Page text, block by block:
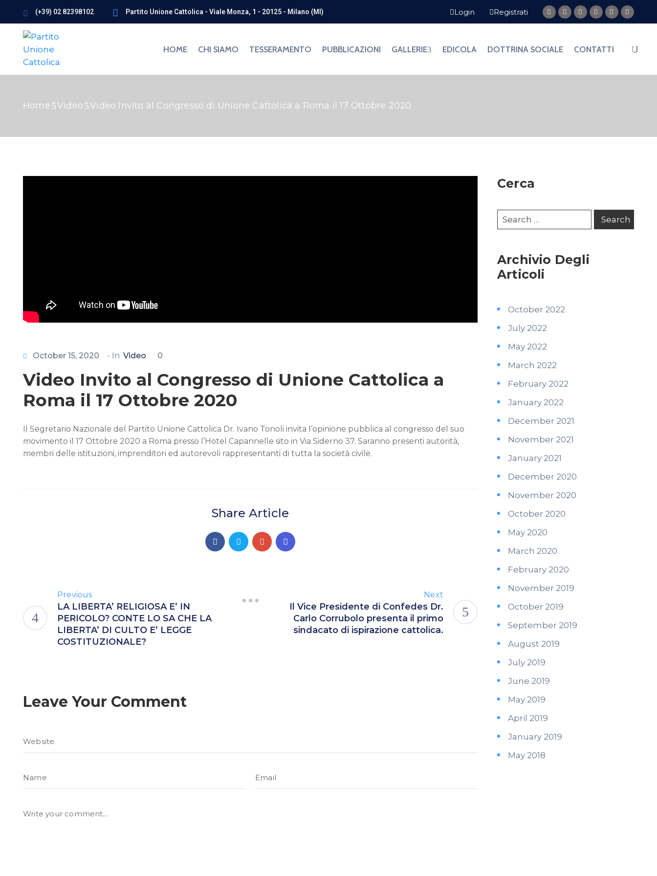
(+39) 02 82398102 Partito Unione Cattolica - Viale Monza, 1 - 20125 - Milano (MI) Login Registrati
HOME CHI SIAMO TESSERAMENTO PUBBLICAZIONI GALLERIE EDICOLA DOTTRINA SOCIALE CONTATTI
Home Video Video Invito al Congresso di Unione Cattolica a Roma il 17 Ottobre 2020
October 15, 2020 - In Video 0
Video Invito al Congresso di Unione Cattolica a
Roma il 17 Ottobre 2020
Il Segretario Nazionale del Partito Unione Cattolica Dr. Ivano Tonoli invita l’opinione pubblica al congresso del suo
movimento il 17 Ottobre 2020 a Roma presso l’Hotel Capannelle sito in Via Siderno 37. Saranno presenti autorità,
membri delle istituzioni, imprenditori ed autorevoli rappresentanti di tutta la società civile.
Share Article
Previous
LA LIBERTA’ RELIGIOSA E’ IN
PERICOLO? CONTE LO SA CHE LA
LIBERTA’ DI CULTO E’ LEGGE
COSTITUZIONALE?
Next
Il Vice Presidente di Confedes Dr.
Carlo Corrubolo presenta il primo
sindacato di ispirazione cattolica.
Leave Your Comment
Cerca
Archivio Degli
Articoli
October 2022
July 2022
May 2022
March 2022
February 2022
January 2022
December 2021
November 2021
January 2021
December 2020
November 2020
October 2020
May 2020
March 2020
February 2020
November 2019
October 2019
September 2019
August 2019
July 2019
June 2019
May 2019
April 2019
January 2019
May 2018